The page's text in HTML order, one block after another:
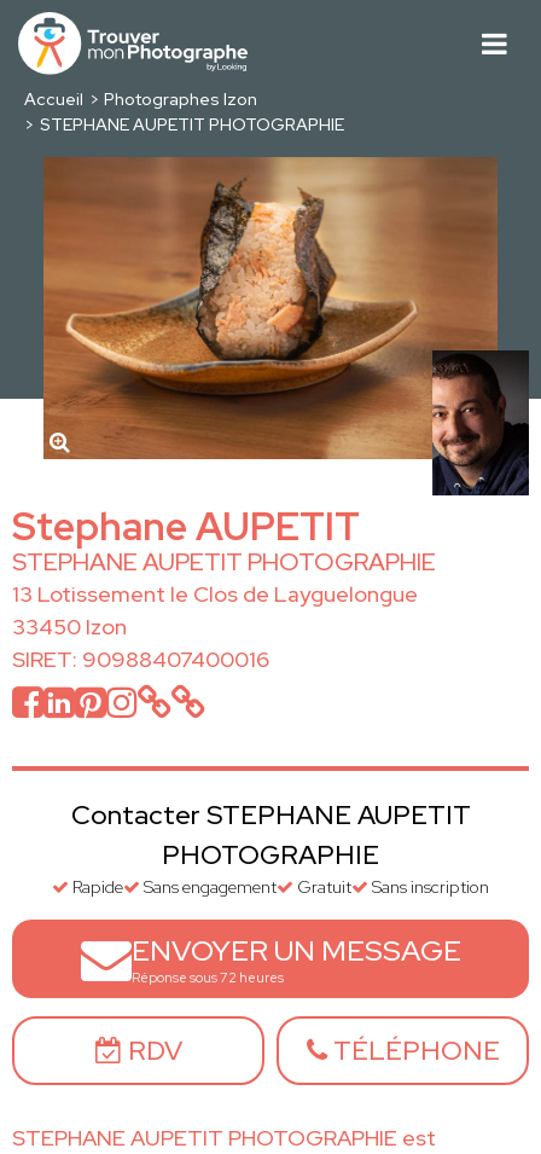
Accueil
Photographes Izon
STEPHANE AUPETIT PHOTOGRAPHIE
Stephane AUPETIT
STEPHANE AUPETIT PHOTOGRAPHIE
13 Lotissement le Clos de Layguelongue
33450 Izon
SIRET: 90988407400016
Contacter STEPHANE AUPETIT
PHOTOGRAPHIE
Rapide Sans engagement Gratuit Sans inscription
ENVOYER UN MESSAGE
Réponse sous 72 heures
RDV TÉLÉPHONE
STEPHANE AUPETIT PHOTOGRAPHIE est